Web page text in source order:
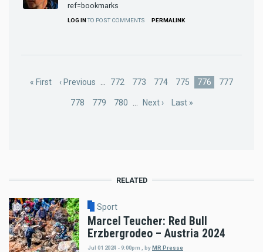
ref=bookmarks
LOG IN TO POST COMMENTS PERMALINK
First
« First
Previous
‹ Previous … Page
772 Page
773 Page
774 Page
775
Current
776 Page
777
Page
778 Page
779 Page
780 …
Next
Next ›
Last
Last »
RELATED
Sport
Marcel Teucher: Red Bull
Erzbergrodeo – Austria 2024
Jul 01 2024 - 9:00pm , byMR Presse